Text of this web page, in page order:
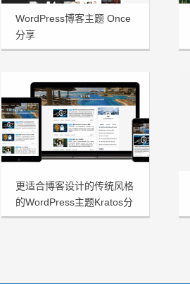
WordPress博客主题 Once
分享
更适合博客设计的传统风格
的WordPress主题Kratos分
享